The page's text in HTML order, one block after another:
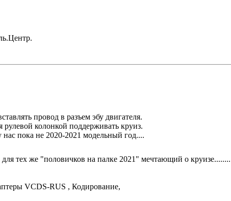
провод в разъем эбу двигателя.
рулевой колонкой поддерживать круиз.
пока не 2020-2021 модельный год....
тех же "половичков на палке 2021" мечтающий о
VCDS-RUS , Кодирование,